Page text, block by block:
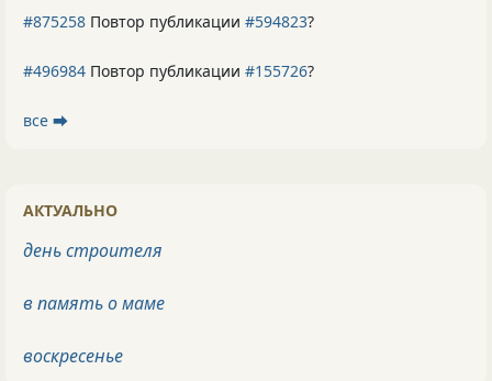
#875258 Повтор публикации #594823?
#496984 Повтор публикации #155726?
все ⮕
АКТУАЛЬНО
день строителя
в память о маме
воскресенье